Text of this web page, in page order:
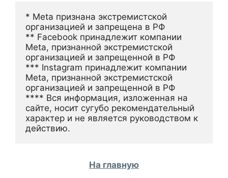
* Meta признана экстремистской
организацией и запрещена в РФ
** Facebook принадлежит компании
Meta, признанной экстремистской
организацией и запрещенной в РФ
*** Instagram принадлежит компании
Meta, признанной экстремистской
организацией и запрещенной в РФ
**** Вся информация, изложенная на
сайте, носит сугубо рекомендательный
характер и не является руководством к
действию.
На главную